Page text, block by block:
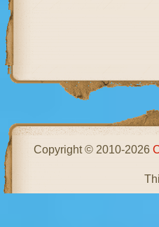
Copyright © 2010-2026